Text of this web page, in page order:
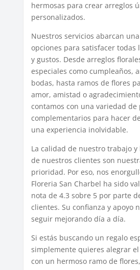
hermosas para crear arreglos
personalizados.
Nuestros servicios abarcan
opciones para satisfacer todas
y gustos. Desde arreglos
especiales como cumpleaños,
bodas, hasta ramos de flores
amor, amistad o
contamos con una variedad de
complementarios para hacer
una experiencia inolvidable.
La calidad de nuestro trabajo y
de nuestros clientes son
prioridad. Por eso, nos
Floreria San Charbel ha sido
nota de 4.3 sobre 5 por parte
clientes. Su confianza y apoyo
seguir mejorando día a día.
Si estás buscando un regalo
simplemente quieres alegrar
con un hermoso ramo de